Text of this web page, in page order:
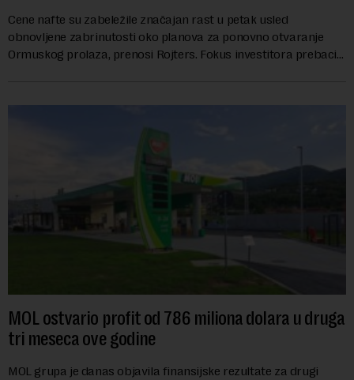
Cene nafte su zabeležile značajan rast u petak usled
obnovljene zabrinutosti oko planova za ponovno otvaranje
Ormuskog prolaza, prenosi Rojters. Fokus investitora prebacio
MOL ostvario profit od 786 miliona dolara u druga
tri meseca ove godine
MOL grupa je danas objavila finansijske rezultate za drugi